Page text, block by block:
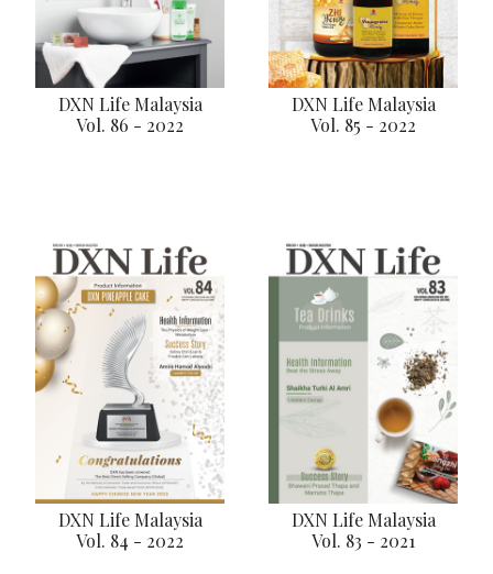
DXN Life Malaysia
Vol. 86 - 2022
DXN Life Malaysia
Vol. 85 - 2022
DXN Life Malaysia
Vol. 84 - 2022
DXN Life Malaysia
Vol. 83 - 2021